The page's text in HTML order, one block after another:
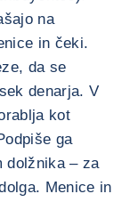
na
in čeki.
da se
denarja. V
kot
ga
dolžnika – za
Menice in